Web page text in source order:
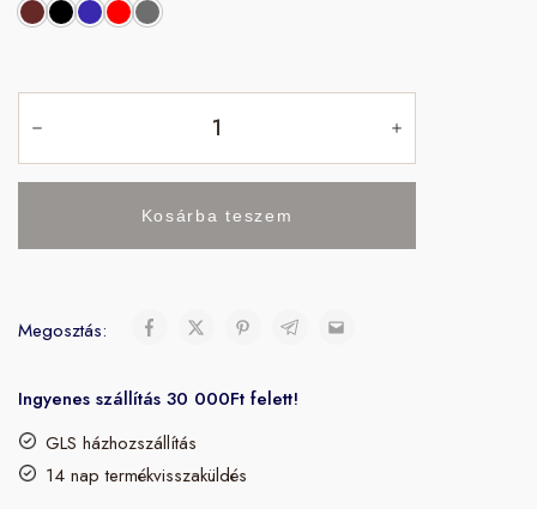
Kosárba teszem
Megosztás:
Ingyenes szállítás 30 000Ft felett!
GLS házhozszállítás
14 nap termékvisszaküldés